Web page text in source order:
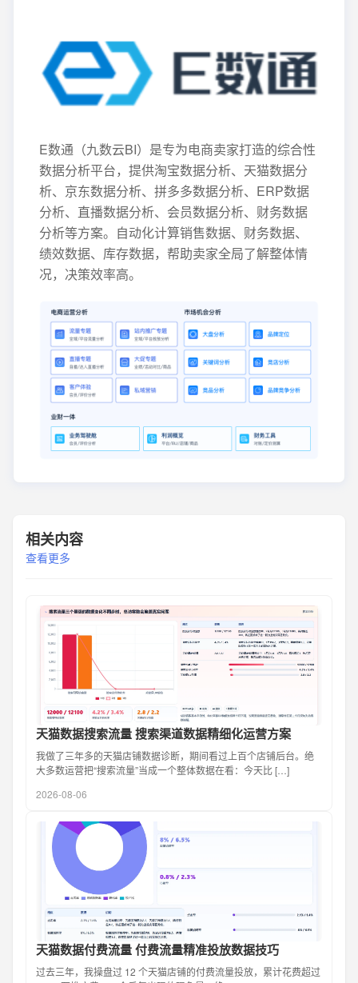
E数通（九数云BI）是专为电商卖家打造的综合性
数据分析平台，提供淘宝数据分析、天猫数据分
析、京东数据分析、拼多多数据分析、ERP数据
分析、直播数据分析、会员数据分析、财务数据
分析等方案。自动化计算销售数据、财务数据、
绩效数据、库存数据，帮助卖家全局了解整体情
况，决策效率高。
相关内容
查看更多
天猫数据搜索流量 搜索渠道数据精细化运营方案
我做了三年多的天猫店铺数据诊断，期间看过上百个店铺后台。绝
大多数运营把“搜索流量”当成一个整体数据在看：今天比 […]
2026-08-06
天猫数据付费流量 付费流量精准投放数据技巧
过去三年，我操盘过 12 个天猫店铺的付费流量投放，累计花费超过